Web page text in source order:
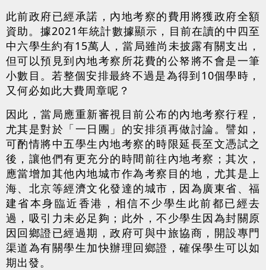
此前政府已經承諾，內地考察的費用將獲政府全額
資助。據2021年統計數據顯示，目前在讀的中四至
中六學生約有15萬人，當局雖尚未披露有關支出，
但可以預見到內地考察所花費的公帑將不會是一筆
小數目。若整個安排最終不過是為得到10個學時，
又何必如此大費周章呢？
因此，當局應重新審視目前公布的內地考察行程，
尤其是對於「一日團」的安排須再做討論。譬如，
可酌情將中五學生內地考察的時限延長至文憑試之
後，讓他們有更充分的時間前往內地考察；其次，
應當增加其他內地城市作為考察目的地，尤其是上
海、北京等經濟文化發達的城市，因為廣東省、福
建省本身臨近香港，相信不少學生此前都已經去
過，吸引力未必足夠；此外，不少學生因為封關原
因回鄉證已經過期，政府可與中旅協商，開設專門
渠道為有關學生加快辦理回鄉證，確保學生可以如
期出發。